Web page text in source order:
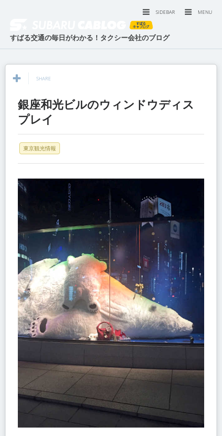
MENU
SIDEBAR
すばる交通の毎日がわかる！タクシー会社のブログ
SHARE
銀座和光ビルのウィンドウディス
プレイ
東京観光情報